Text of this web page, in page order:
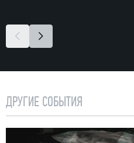
ДРУГИЕ СОБЫТИЯ